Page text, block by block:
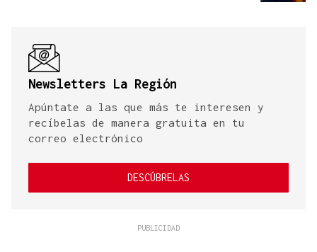
Newsletters La Región
Apúntate a las que más te interesen y
recíbelas de manera gratuita en tu
correo electrónico
DESCÚBRELAS